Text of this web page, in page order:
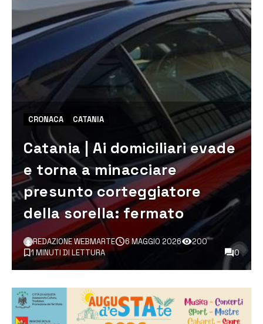
CRONACA CATANIA
Catania | Ai domiciliari evade
e torna a minacciare
presunto corteggiatore
della sorella: fermato
REDAZIONE WEBMARTE 6 MAGGIO 2026
200
1 MINUTI DI LETTURA
0